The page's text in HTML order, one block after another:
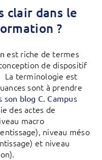
clair dans le
?
est riche de termes
de dispositif
La terminologie est
sont à prendre
son blog C. Campus
des actes de
macro
niveau méso
et niveau